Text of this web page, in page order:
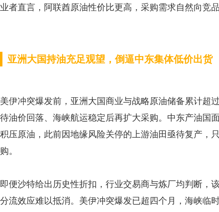
业者直言，阿联酋原油性价比更高，采购需求自然向竞
亚洲大国持油充足观望，倒逼中东集体低价出货
美伊冲突爆发前，亚洲大国商业与战略原油储备累计超
待油价回落、海峡航运稳定后再扩大采购。中东产油国
积压原油，此前因地缘风险关停的上游油田亟待复产，
购。
即便沙特给出历史性折扣，行业交易商与炼厂均判断，
分流效应难以抵消。美伊冲突爆发已超四个月，海峡临